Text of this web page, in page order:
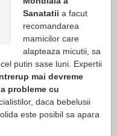
Sanatatii a facut
recomandarea
mamicilor care
alapteaza micutii, sa
putin sase luni. Expertii
mai devreme
probleme cu
daca bebelusii
este posibil sa apara